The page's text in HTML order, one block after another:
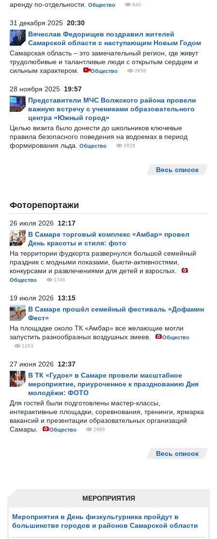
МЕРОПРИЯТИЯ
Мероприятия в День физкультурника пройдут в
большинстве городов и районов Самарской области
аренду по-отдельности.
Общество 840
31 декабря 2025 20:30
Вячеслав Федорищев поздравил жителей
Самарской области с наступающим Новым Годом
Самарская область – это замечательный регион, где живут
трудолюбивые и талантливые люди с открытым сердцем и
сильным характером.
Общество 2656
28 ноября 2025 19:57
Представители МЧС Волжского района провели
важную встречу с учениками образовательного
центра «Южный город»
Целью визита было донести до школьников ключевые
правила безопасного поведения на водоемах в период
формирования льда.
Общество 2828
Весь список
Фоторепортажи
26 июля 2026 12:17
В Самаре торговый комплекс «Амбар» провел
День красоты и стиля: фото
На территории фудкорта развернулся большой семейный
праздник с модными показами, бьюти-активностями,
конкурсами и развлечениями для детей и взрослых.
Общество 1746
19 июля 2026 13:15
В Самаре прошёл семейный фестиваль «Дофамин
Фест»
На площадке около ТК «Амбар» все желающие могли
запустить разнообразных воздушных змеев.
Общество
1263
27 июня 2026 12:37
В ТК «Гудок» в Самаре провели масштабное
мероприятие, приуроченное к празднованию Дня
молодёжи: ФОТО
Для гостей были подготовлены мастер-классы,
интерактивные площадки, соревнования, тренинги, ярмарка
вакансий и презентации образовательных организаций
Самары.
Общество 2986
Весь список